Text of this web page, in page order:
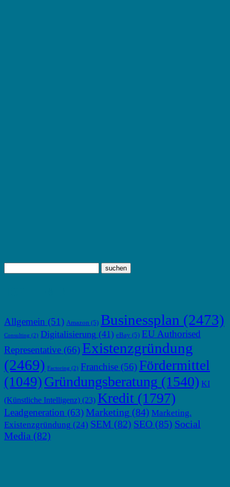
Allgemein (51) Amazon (5) Businessplan (2473)
Consulting (2) Digitalisierung (41) eBay (5) EU Authorised
Representative (66) Existenzgründung
(2469) Factoring (2) Franchise (56) Fördermittel
(1049) Gründungsberatung (1540) KI
(Künstliche Intelligenz) (23) Kredit (1797)
Leadgeneration (63)Marketing (84) Marketing.
Existenzgründung (24) SEM (82) SEO (85) Social
Media (82)